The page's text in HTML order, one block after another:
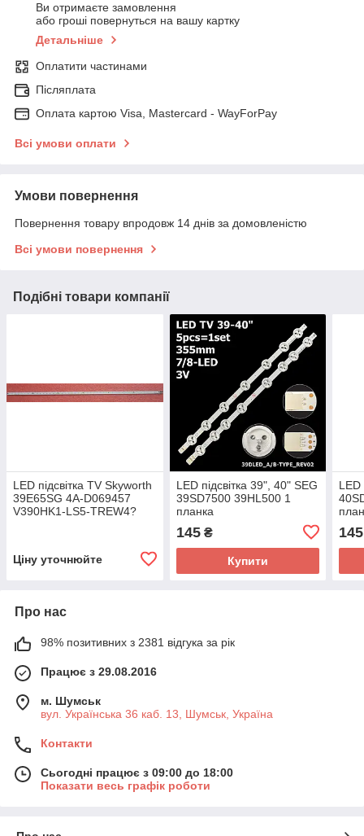
Ви отримаєте замовлення
або гроші повернуться на вашу картку
Детальніше
Оплатити частинами
Післяплата
Оплата картою Visa, Mastercard - WayForPay
Всі умови оплати
Умови повернення
Повернення товару впродовж 14 днів за домовленістю
Всі умови повернення
Подібні товари компанії
LED підсвітка TV Skyworth
39E65SG 4A-D069457
V390HK1-LS5-TREW4?
Ціну уточнюйте
LED підсвітка 39", 40" SEG
39SD7500 39HL500 1
планка
145₴
Купити
LED
145
Про нас
98% позитивних з 2381 відгука за рік
Працює з 29.08.2016
м. Шумськ
вул. Українська 36 каб. 13, Шумськ, Україна
Контакти
Сьогодні працює з 09:00 до 18:00
Показати весь графік роботи